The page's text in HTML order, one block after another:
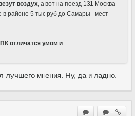
воздух, а вот на поезд 131 Москва -
в районе 5 тыс руб до Самары - мест
отличатся умом и
мнения. Ну, да и ладно.
+